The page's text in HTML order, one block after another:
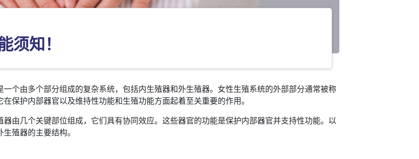
须知！
一个由多个部分组成的复杂系统，包括内生殖器和外生殖器。女性生殖系统的外部部分通常被称
在保护内部器官以及维持性功能和生殖功能方面起着至关重要的作用。
器由几个关键部位组成，它们具有协同效应。这些器官的功能是保护内部器官并支持性功能。以
殖器的主要结构。